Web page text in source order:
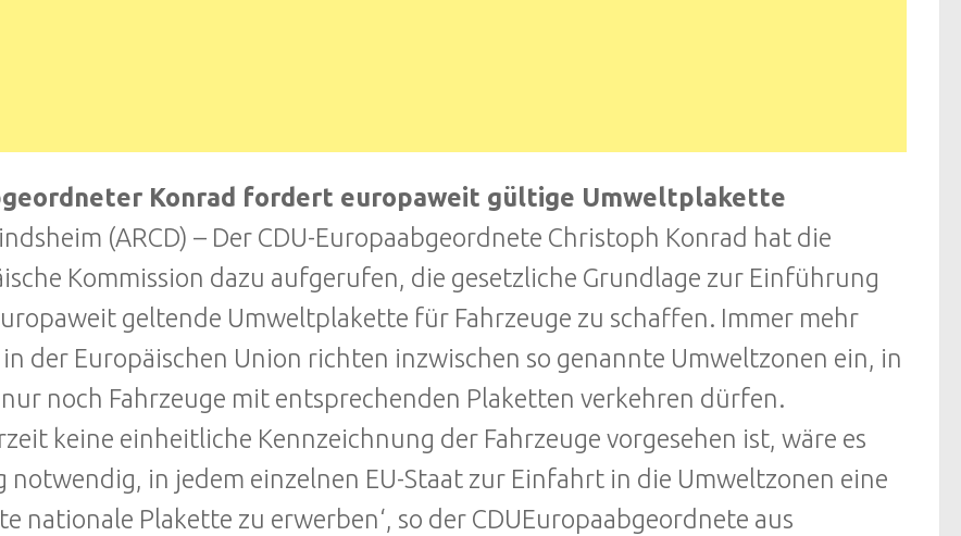
Konrad fordert europaweit gültige Umweltplakette
(ARCD) – Der CDU-Europaabgeordnete Christoph Konrad hat die
Kommission dazu aufgerufen, die gesetzliche Grundlage zur Einführung
geltende Umweltplakette für Fahrzeuge zu schaffen. Immer mehr
der Europäischen Union richten inzwischen so genannte Umweltzonen ein, in
noch Fahrzeuge mit entsprechenden Plaketten verkehren dürfen.
keine einheitliche Kennzeichnung der Fahrzeuge vorgesehen ist, wäre es
notwendig, in jedem einzelnen EU-Staat zur Einfahrt in die Umweltzonen eine
nationale Plakette zu erwerben‘, so der CDUEuropaabgeordnete aus